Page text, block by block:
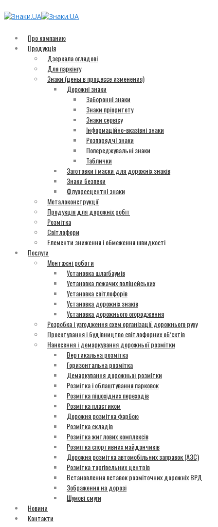
Про компанию
Продукція
Дзеркала оглядові
Для паркінгу
Знаки (цены в процессе изменения)
Дорожні знаки
Заборонні знаки
Знаки пріоритету
Знаки сервісу
Інформаційно-вказівні знаки
Розпорядчі знаки
Попереджувальні знаки
Таблички
Заготовки і маски для дорожніх знаків
Знаки безпеки
Флуоресцентні знаки
Металоконструкції
Продукція для дорожніх робіт
Розмітка
Світлофори
Елементи зниження і обмеження швидкості
Послуги
Монтажні роботи
Установка шлагбаумів
Установка лежачих поліцейських
Установка світлофорів
Установка дорожніх знаків
Установка дорожнього огородження
Розробка і узгодження схем організації дорожнього руху
Проектування і будівництво світлофорних об’єктів
Нанесення і демаркування дорожньої розмітки
Вертикальна розмітка
Горизонтальна розмітка
Демаркування дорожньої розмітки
Розмітка і облаштування парковок
Розмітка пішохідних переходів
Розмітка пластиком
Дорожня розмітка фарбою
Розмітка складів
Розмітка житлових комплексів
Розмітка спортивних майданчиків
Дорожня розмітка автомобільних заправок (АЗС)
Розмітка торгівельних центрів
Встановлення вставок розміточних дорожніх ВРД
Зображення на дорозі
Шумові смуги
Новини
Контакти